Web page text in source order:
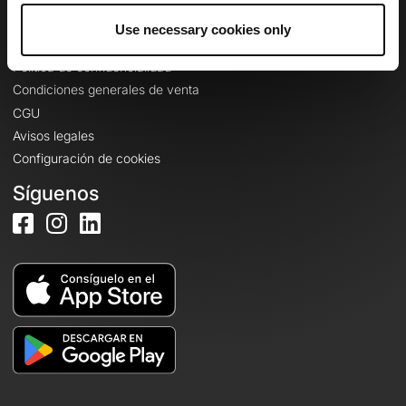
Use necessary cookies only
Información legal
Política de confidencialidad
Condiciones generales de venta
CGU
Avisos legales
Configuración de cookies
Síguenos